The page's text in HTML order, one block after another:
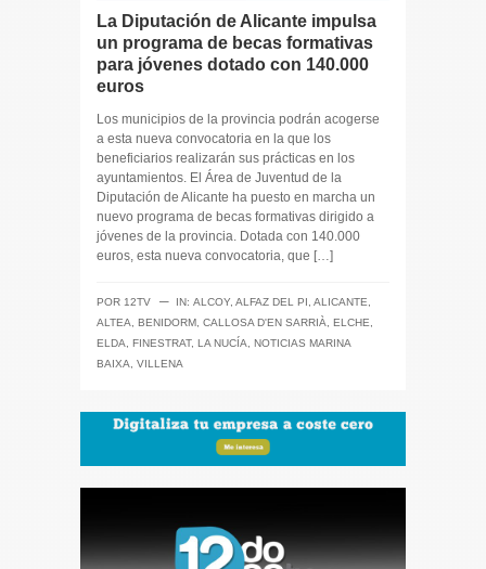
La Diputación de Alicante impulsa
un programa de becas formativas
para jóvenes dotado con 140.000
euros
Los municipios de la provincia podrán acogerse
a esta nueva convocatoria en la que los
beneficiarios realizarán sus prácticas en los
ayuntamientos. El Área de Juventud de la
Diputación de Alicante ha puesto en marcha un
nuevo programa de becas formativas dirigido a
jóvenes de la provincia. Dotada con 140.000
euros, esta nueva convocatoria, que […]
POR 12TV ─ IN: ALCOY, ALFAZ DEL PI ALICANTE
ALTEA
BENIDORM CALLOSA D'EN SARRIÀ ELCHE
ELDA
FINESTRAT, LA NUCÍA
NOTICIAS MARINA
BAIXA
VILLENA